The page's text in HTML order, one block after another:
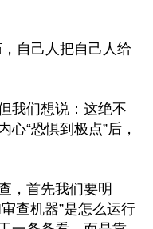
自己人把自己人给
我们想说：这绝不
“恐惧到极点”后，
，首先我们要明
查机器”是怎么运行